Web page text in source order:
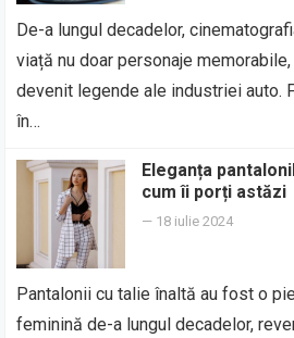
De-a lungul decadelor,
viață nu doar personaje
devenit legende ale industriei auto.
în…
Eleganța
cum îi porți astăzi
— 18 iulie 2024
Pantalonii cu talie înaltă au fost o
feminină de-a lungul decadelor,